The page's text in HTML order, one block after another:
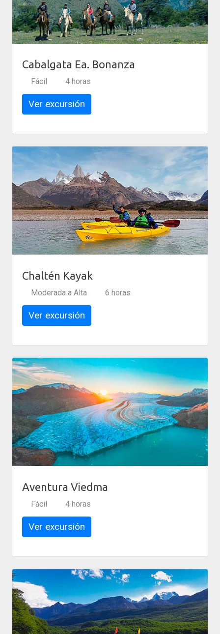
Cabalgata Ea. Bonanza
Fácil 4 horas
Ver excursión
Chaltén Kayak
Moderada a Alta 6 horas
Ver excursión
Aventura Viedma
Fácil 4 horas
Ver excursión